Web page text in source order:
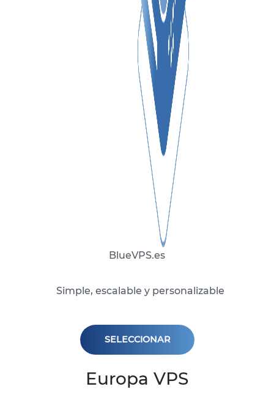
Europa VPS
BlueVPS.es
Simple, escalable y personalizable
SELECCIONAR